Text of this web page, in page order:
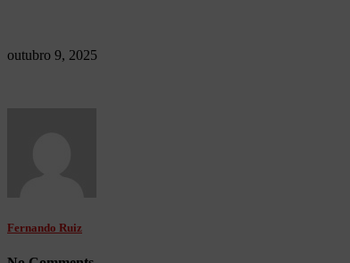
outubro 9, 2025
Fernando Ruiz